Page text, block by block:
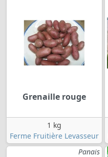
Grenaille rouge
1 kg
Ferme Fruitière Levasseur
Panais